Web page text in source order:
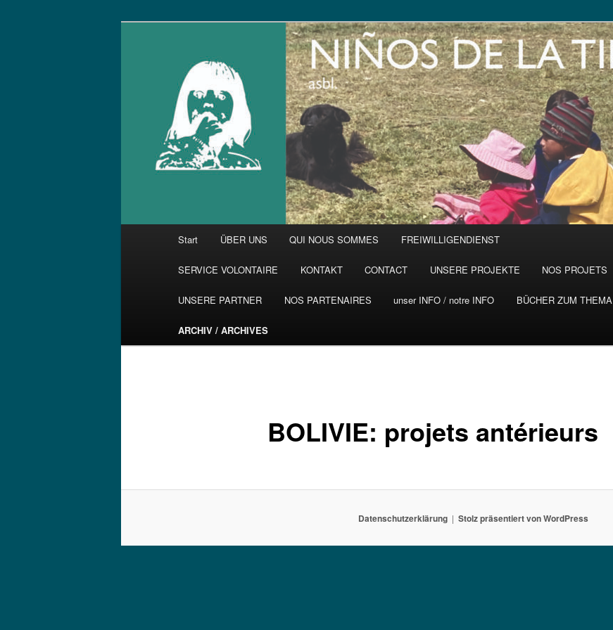
Start ÜBER UNS QUI NOUS SOMMES FREIWILLIGENDIENST
SERVICE VOLONTAIRE KONTAKT CONTACT UNSERE PROJEKTE NOS PROJETS
UNSERE PARTNER NOS PARTENAIRES unser INFO / notre INFO BÜCHER ZUM THEMA
ARCHIV / ARCHIVES
BOLIVIE: projets antérieurs
Datenschutzerklärung Stolz präsentiert von WordPress